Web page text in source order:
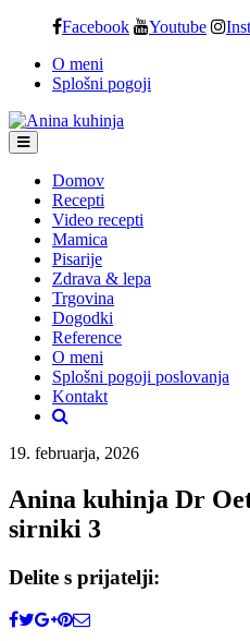
content
Facebook Youtube
O meni
Splošni pogoji
Domov
Recepti
Video recepti
Mamica
Pisarije
Zdrava & lepa
Trgovina
Dogodki
Reference
O meni
Splošni pogoji poslovanja
Kontakt
19. februarja, 2026
Anina kuhinja Dr
sirniki 3
Delite s prijatelji: